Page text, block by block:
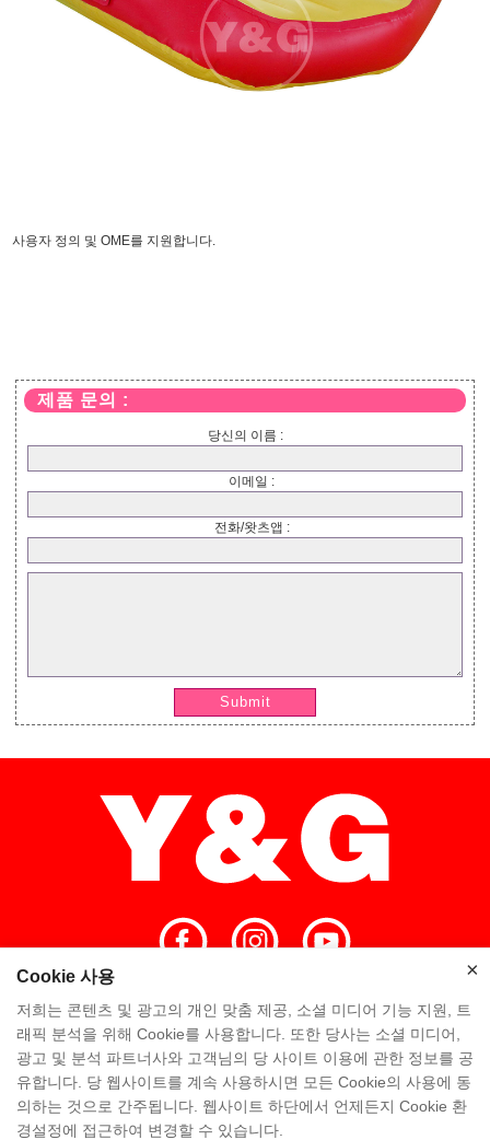
사용자 정의 및 OME를 지원합니다.
제품 문의 :
당신의 이름 :
이메일 :
전화/왓츠앱 :
Submit
×
홈 고품질 Y & G 팀 Y&G 회사
방문 공장 자주 묻는 질문 지식
연락처
Cookie 사용
저희는 콘텐츠 및 광고의 개인 맞춤 제공, 소셜 미디어 기능 지원, 트
래픽 분석을 위해 Cookie를 사용합니다. 또한 당사는 소셜 미디어,
광고 및 분석 파트너사와 고객님의 당 사이트 이용에 관한 정보를 공
유합니다. 당 웹사이트를 계속 사용하시면 모든 Cookie의 사용에 동
의하는 것으로 간주됩니다. 웹사이트 하단에서 언제든지 Cookie 환
경설정에 접근하여 변경할 수 있습니다.
×